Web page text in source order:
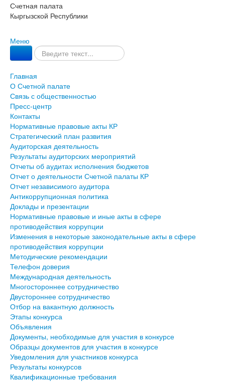
Счетная палата
Кыргызской Республики
Меню
Главная
О Счетной палате
Связь с общественностью
Пресс-центр
Контакты
Нормативные правовые акты КР
Стратегический план развития
Аудиторская деятельность
Результаты аудиторских мероприятий
Отчеты об аудитах исполнения бюджетов
Отчет о деятельности Счетной палаты КР
Отчет независимого аудитора
Антикоррупционная политика
Доклады и презентации
Нормативные правовые и иные акты в сфере
противодействия коррупции
Изменения в некоторые законодательные акты в сфере
противодействия коррупции
Методические рекомендации
Телефон доверия
Международная деятельность
Многостороннее сотрудничество
Двустороннее сотрудничество
Отбор на вакантную должность
Этапы конкурса
Объявления
Документы, необходимые для участия в конкурсе
Образцы документов для участия в конкурсе
Уведомления для участников конкурса
Результаты конкурсов
Квалификационные требования